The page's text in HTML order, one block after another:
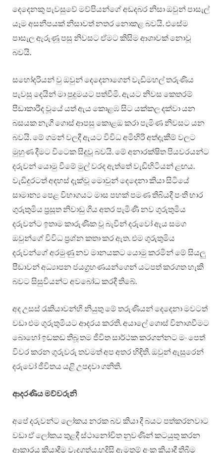
දෙදෙනකු පැවසුවේ මව්පියන්ගේ අඩදබර නිසා ඔවුන් පාසැල්
යෑම අසනීපයක් නිසාවත් නතර නොකළ බවයි. එසේම
පාසැල ඇරුණූ පසු නිවසට ඒමට කිසිම ආශාවක් නොවූ
බවයි.
සහෝදරියන් වු ඔවුන් දෙදෙනාගෙන් වැඩිමහල් තරුණිය
පැවසු දෙයින් මා පුදුමයට පත්වීමි. ඇයට නිවස කෙතරම්
පීඩාකාරීද වූයේ යත් ඇය කොළඹ සිට යක්කල දක්වා යන
බසයක නැගී ගොස් ආපසු කොළඔ කරා පැමිණ නිවසට යන
බවයි. මේ ගමන් වලදී ඇයට විවිධ අමිහිරි අත්දැකීම් වලට
මුහුණ දීමට විටෙක සිදූවූ බවයි. මේ අනාරක්ෂිත පියවරයන්ට
දරුවන් යොමු වීමේ මුල් වරද ඇත්තේ වැඩිහිටියන් ළඟය.
වැඩිදුරටත් අදහස් දැක්වූ මොවුන් දෙදෙනා කියා සිටියේ
සාමාන්‍ය පෙළ විභාගයට මාස පහක් පමණ තිබියදී පංති භාර
ගුරුතුමිය ප්‍රසූත නිවාඩු ගිය අතර පැමිණි නව ගුරුතුමිය
දරුවන්ට ඉතාම කාරුණික වූ බැවින් දරුවෝ ඇය සමග
ඔවුන්ගේ විවිධ ප්‍රශ්න කතා කර ඇත. එම ගුරුතුමිය
දරුවන්ගේ අරමුණු නව මානයකට යොමු කරමින් මේ සියලු‍
පීඩාවන් අධ්‍යාපන ජයග්‍රහණයන්ගෙන් යටපත් කරගත හැකි
බවට සිසුවියන්ට අවබෝධ කරදී තිබේ.
අද උසස් රැකියාවන්හි නියුතු මේ තරුණියන් දෙදෙනා මවටත්
වඩා එම ගුරුතුමියට ආදරය කරති. අයාලේ ගොස් විනාශවීමට
බොහෝ ඉඩකඩ තිබූ තම ජීවිත සාර්ථක කරගන්නට මං පෙත්
විවර කරන ගුරුවරු තවමත් අප අතර හිඳිති. ඔවුන් ඇසුරෙන්
දරුවෝ ජීවිතය යළි උපදවා ගනිති.
ආදරණිය මව්වරුනි
අපේ දරුවන්ට ලෝකය නරක බව කියා දී බයට පත්කරනවාට
වඩා ඒ ලෝකය තුළදී ස්ථානෝචිත නුවණින් කටයුතු කරන
ආකාරය කියාදීම වැදගත්ය.හදිසි ඇමතුම් අංක කියාදී තිබීම